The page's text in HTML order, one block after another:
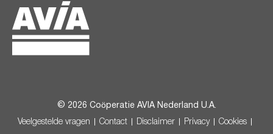
© 2026 Coöperatie AVIA Nederland U.A.
Veelgestelde vragen Contact Disclaimer Privacy Cookies